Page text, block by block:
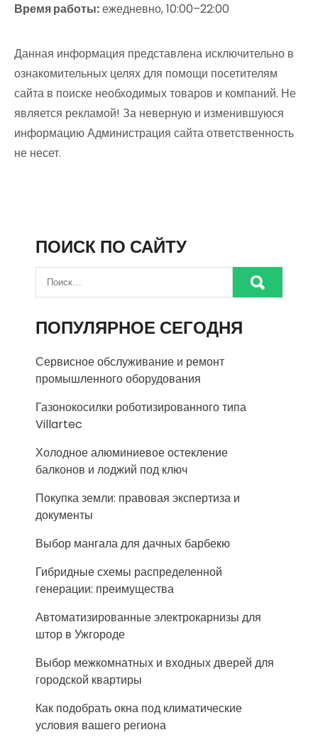
Время работы:ежедневно, 10:00–22:00
Данная информация представлена исключительно в
ознакомительных целях для помощи посетителям
сайта в поиске необходимых товаров и компаний. Не
является рекламой! За неверную и изменившуюся
информацию Администрация сайта ответственность
не несет.
ПОИСК ПО САЙТУ
ПОПУЛЯРНОЕ СЕГОДНЯ
Сервисное обслуживание и ремонт
промышленного оборудования
Газонокосилки роботизированного типа
Villartec
Холодное алюминиевое остекление
балконов и лоджий под ключ
Покупка земли: правовая экспертиза и
документы
Выбор мангала для дачных барбекю
Гибридные схемы распределенной
генерации: преимущества
Автоматизированные электрокарнизы для
штор в Ужгороде
Выбор межкомнатных и входных дверей для
городской квартиры
Как подобрать окна под климатические
условия вашего региона